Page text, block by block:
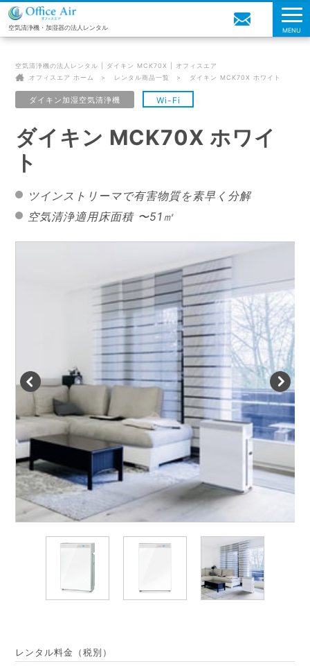
空気清浄機・加湿器の法人レンタル MENU
空気清浄機の法人レンタル | ダイキン MCK70X | オフィスエア
オフィスエア ホーム
レンタル商品一覧 ダイキン MCK70X ホワイト
ダイキン加湿空気清浄機 Wi-Fi
ダイキン MCK70X ホワイ
ト
ツインストリーマで有害物質を素早く分解
空気清浄適用床面積 〜51㎡
レンタル料金 （税別）